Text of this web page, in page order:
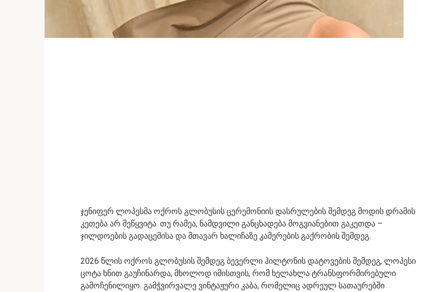
ჯენიფერ ლოპესმა ოქროს გლობუსის ცერემონიის დასრულების შემდეგ მოდის დრამის
კეთება არ შეწყვიტა. თუ რამეა, ნამდვილი განცხადება მოგვიანებით გაკეთდა –
ჯილდოების გადაცემისა და მთავარ ხალიჩაზე კამერების გაქრობის შემდეგ.
2026 წლის ოქროს გლობუსის შემდეგ ბევერლი ჰილტონის დატოვების შემდეგ, ლოპესი
ცოტა ხნით გაუჩინარდა, მხოლოდ იმისთვის, რომ ხელახლა ტრანსფორმირებული
გამოჩენილიყო. გამჭვირვალე ვინტაჟური კაბა, რომელიც ადრეულ სათაურებში